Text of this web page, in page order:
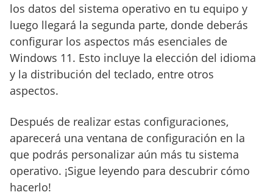
los datos del sistema operativo en tu equipo y
luego llegará la segunda parte, donde deberás
configurar los aspectos más esenciales de
Windows 11. Esto incluye la elección del idioma
y la distribución del teclado, entre otros
aspectos.
Después de realizar estas configuraciones,
aparecerá una ventana de configuración en la
que podrás personalizar aún más tu sistema
operativo. ¡Sigue leyendo para descubrir cómo
hacerlo!